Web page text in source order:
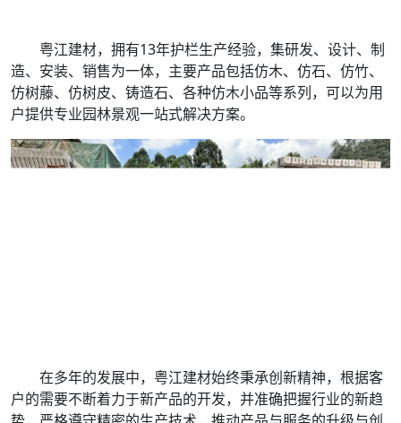
粤江建材，拥有13年护栏生产经验，集研发、设计、制
造、安装、销售为一体，主要产品包括仿木、仿石、仿竹、
仿树藤、仿树皮、铸造石、各种仿木小品等系列，可以为用
户提供专业园林景观一站式解决方案。
在多年的发展中，粤江建材始终秉承创新精神，根据客
户的需要不断着力于新产品的开发，并准确把握行业的新趋